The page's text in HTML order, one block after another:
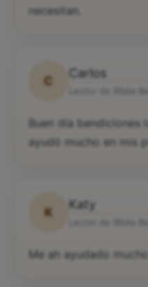
necesitan.
C
Carlos
Buen día
ayudó mucho en mis
K
Katy
Me ah ayudado